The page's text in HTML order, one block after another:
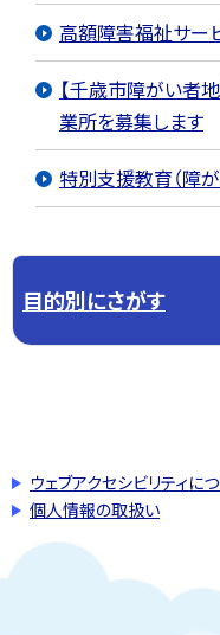
高額障害福祉サー
【千歳市障がい者
業所を募集します
特別支援教育（障
目的別にさがす
ウェブアクセシビリティに
個人情報の取扱い